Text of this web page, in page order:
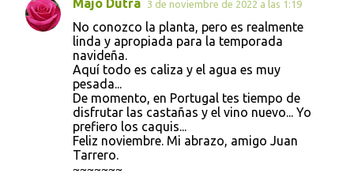
3 de noviembre de 2022 a las 1:19
No conozco la planta, pero es realmente
linda y apropiada para la temporada
navideña.
Aquí todo es caliza y el agua es muy
pesada...
De momento, en Portugal tes tiempo de
disfrutar las castañas y el vino nuevo... Yo
prefiero los caquis...
Feliz noviembre. Mi abrazo, amigo Juan
Tarrero.
~~~~~~~